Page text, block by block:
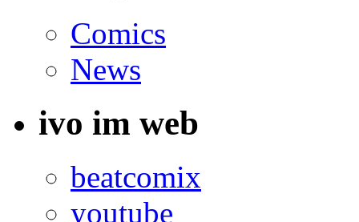
Comics
News
ivo im web
beatcomix
youtube